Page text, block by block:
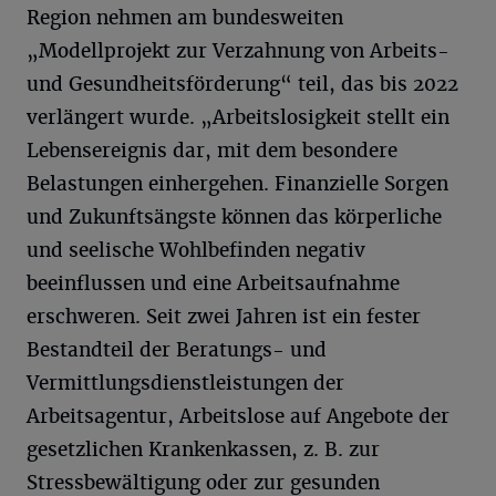
Region nehmen am bundesweiten
„Modellprojekt zur Verzahnung von Arbeits-
und Gesundheitsförderung“ teil, das bis 2022
verlängert wurde. „Arbeitslosigkeit stellt ein
Lebensereignis dar, mit dem besondere
Belastungen einhergehen. Finanzielle Sorgen
und Zukunftsängste können das körperliche
und seelische Wohlbefinden negativ
beeinflussen und eine Arbeitsaufnahme
erschweren. Seit zwei Jahren ist ein fester
Bestandteil der Beratungs- und
Vermittlungsdienstleistungen der
Arbeitsagentur, Arbeitslose auf Angebote der
gesetzlichen Krankenkassen, z. B. zur
Stressbewältigung oder zur gesunden